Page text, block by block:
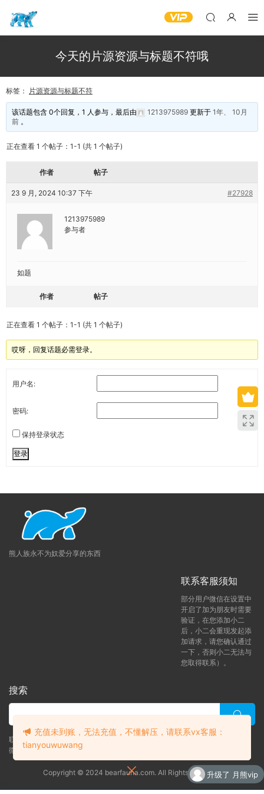
今天的片源资源与标题不符哦
标签： 片源资源与标题不符
该话题包含 0个回复，1 人参与，最后由 1213975989 更新于1年、 10月
前 。
正在查看 1 个帖子：1-1 (共 1 个帖子)
作者 帖子
23 9 月, 2024 10:37 下午 #27928
1213975989
参与者
如题
作者 帖子
正在查看 1 个帖子：1-1 (共 1 个帖子)
哎呀，回复话题必需登录。
用户名:
密码:
保持登录状态
登录
熊人族永不为奴爱分享的东西
联系客服须知
部分用户微信在设置中
开启了加为朋友时需要
验证，在您添加小二
后，小二会重现发起添
加请求，请您确认通过
一下，否则小二无法与
您取得联系）。
搜索
联系客服 (添加后告诉客服-来自熊人族咨询问题)
微信客服（tianyouwuwang）
Copyright © 2024 bearfauna.com. All Rights Reserved
充值未到账，无法充值，不懂解压，请联系vx客服：
tianyouwuwang
升级了 年熊vip